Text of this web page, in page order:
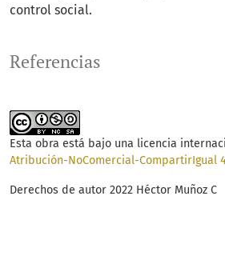
control social.
Referencias
Esta obra está bajo una licencia
Atribución-NoComercial-CompartirIgual
Derechos de autor 2022 Héctor Muñoz C